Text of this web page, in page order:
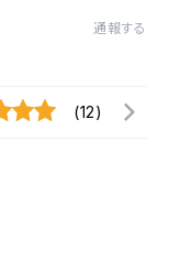
通報する
(12)